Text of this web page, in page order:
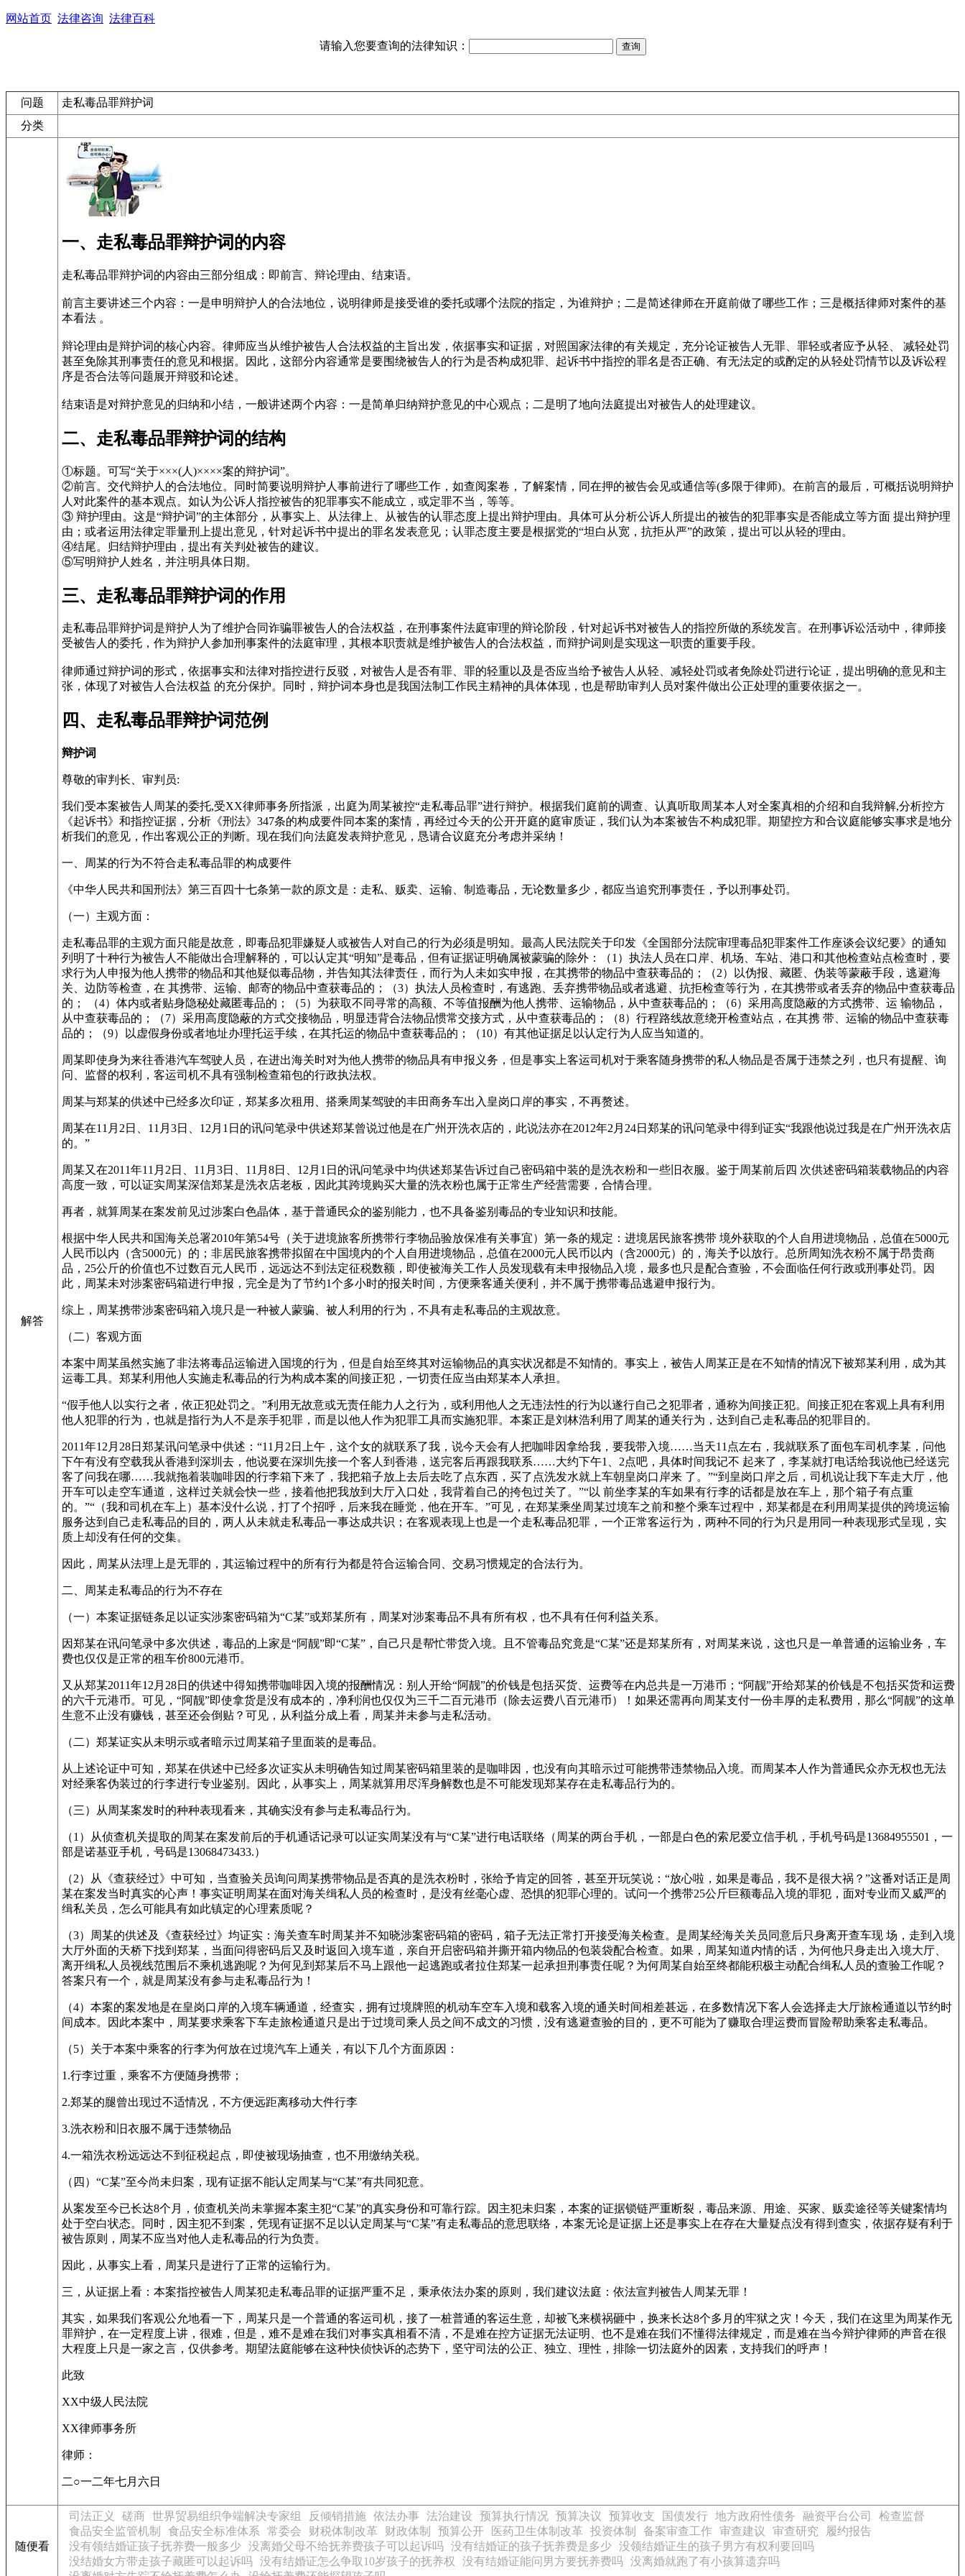
网站首页 法律咨询 法律百科
请输入您要查询的法律知识：
问题
走私毒品罪辩护词
分类
解答
一、走私毒品罪辩护词的内容
走私毒品罪辩护词的内容由三部分组成：即前言、辩论理由、结束语。
前言主要讲述三个内容：一是申明辩护人的合法地位，说明律师是接受谁的委托或哪个法院的指定，为谁辩护；二是简述律师在开庭前做了哪些工作；三是概括律师对案件的基
本看法 。
辩论理由是辩护词的核心内容。律师应当从维护被告人合法权益的主旨出发，依据事实和证据，对照国家法律的有关规定，充分论证被告人无罪、罪轻或者应予从轻、 减轻处罚
甚至免除其刑事责任的意见和根据。因此，这部分内容通常是要围绕被告人的行为是否构成犯罪、起诉书中指控的罪名是否正确、有无法定的或酌定的从轻处罚情节以及诉讼程
序是否合法等问题展开辩驳和论述。
结束语是对辩护意见的归纳和小结，一般讲述两个内容：一是简单归纳辩护意见的中心观点；二是明了地向法庭提出对被告人的处理建议。
二、走私毒品罪辩护词的结构
①标题。可写“关于×××(人)××××案的辩护词”。
②前言。交代辩护人的合法地位。同时简要说明辩护人事前进行了哪些工作，如查阅案卷，了解案情，同在押的被告会见或通信等(多限于律师)。在前言的最后，可概括说明辩护
人对此案件的基本观点。如认为公诉人指控被告的犯罪事实不能成立，或定罪不当，等等。
③ 辩护理由。这是“辩护词”的主体部分，从事实上、从法律上、从被告的认罪态度上提出辩护理由。具体可从分析公诉人所提出的被告的犯罪事实是否能成立等方面 提出辩护理
由；或者运用法律定罪量刑上提出意见，针对起诉书中提出的罪名发表意见；认罪态度主要是根据党的“坦白从宽，抗拒从严”的政策，提出可以从轻的理由。
④结尾。归结辩护理由，提出有关判处被告的建议。
⑤写明辩护人姓名，并注明具体日期。
三、走私毒品罪辩护词的作用
走私毒品罪辩护词是辩护人为了维护合同诈骗罪被告人的合法权益，在刑事案件法庭审理的辩论阶段，针对起诉书对被告人的指控所做的系统发言。在刑事诉讼活动中，律师接
受被告人的委托，作为辩护人参加刑事案件的法庭审理，其根本职责就是维护被告人的合法权益，而辩护词则是实现这一职责的重要手段。
律师通过辩护词的形式，依据事实和法律对指控进行反驳，对被告人是否有罪、罪的轻重以及是否应当给予被告人从轻、减轻处罚或者免除处罚进行论证，提出明确的意见和主
张，体现了对被告人合法权益 的充分保护。同时，辩护词本身也是我国法制工作民主精神的具体体现，也是帮助审判人员对案件做出公正处理的重要依据之一。
四、走私毒品罪辩护词范例
辩护词
尊敬的审判长、审判员:
我们受本案被告人周某的委托,受XX律师事务所指派，出庭为周某被控“走私毒品罪”进行辩护。根据我们庭前的调查、认真听取周某本人对全案真相的介绍和自我辩解,分析控方
《起诉书》和指控证据，分析《刑法》347条的构成要件同本案的案情，再经过今天的公开开庭的庭审质证，我们认为本案被告不构成犯罪。期望控方和合议庭能够实事求是地分
析我们的意见，作出客观公正的判断。现在我们向法庭发表辩护意见，恳请合议庭充分考虑并采纳！
一、周某的行为不符合走私毒品罪的构成要件
《中华人民共和国刑法》第三百四十七条第一款的原文是：走私、贩卖、运输、制造毒品，无论数量多少，都应当追究刑事责任，予以刑事处罚。
（一）主观方面：
走私毒品罪的主观方面只能是故意，即毒品犯罪嫌疑人或被告人对自己的行为必须是明知。最高人民法院关于印发《全国部分法院审理毒品犯罪案件工作座谈会议纪要》的通知
列明了十种行为被告人不能做出合理解释的，可以认定其“明知”是毒品，但有证据证明确属被蒙骗的除外：（1）执法人员在口岸、机场、车站、港口和其他检查站点检查时，要
求行为人申报为他人携带的物品和其他疑似毒品物，并告知其法律责任，而行为人未如实申报，在其携带的物品中查获毒品的；（2）以伪报、藏匿、伪装等蒙蔽手段，逃避海
关、边防等检查，在 其携带、运输、邮寄的物品中查获毒品的；（3）执法人员检查时，有逃跑、丢弃携带物品或者逃避、抗拒检查等行为，在其携带或者丢弃的物品中查获毒品
的； （4）体内或者贴身隐秘处藏匿毒品的；（5）为获取不同寻常的高额、不等值报酬为他人携带、运输物品，从中查获毒品的；（6）采用高度隐蔽的方式携带、运 输物品，
从中查获毒品的；（7）采用高度隐蔽的方式交接物品，明显违背合法物品惯常交接方式，从中查获毒品的；（8）行程路线故意绕开检查站点，在其携 带、运输的物品中查获毒
品的；（9）以虚假身份或者地址办理托运手续，在其托运的物品中查获毒品的；（10）有其他证据足以认定行为人应当知道的。
周某即使身为来往香港汽车驾驶人员，在进出海关时对为他人携带的物品具有申报义务，但是事实上客运司机对于乘客随身携带的私人物品是否属于违禁之列，也只有提醒、询
问、监督的权利，客运司机不具有强制检查箱包的行政执法权。
周某与郑某的供述中已经多次印证，郑某多次租用、搭乘周某驾驶的丰田商务车出入皇岗口岸的事实，不再赘述。
周某在11月2日、11月3日、12月1日的讯问笔录中供述郑某曾说过他是在广州开洗衣店的，此说法亦在2012年2月24日郑某的讯问笔录中得到证实“我跟他说过我是在广州开洗衣店
的。”
周某又在2011年11月2日、11月3日、11月8日、12月1日的讯问笔录中均供述郑某告诉过自己密码箱中装的是洗衣粉和一些旧衣服。鉴于周某前后四 次供述密码箱装载物品的内容
高度一致，可以证实周某深信郑某是洗衣店老板，因此其跨境购买大量的洗衣粉也属于正常生产经营需要，合情合理。
再者，就算周某在案发前见过涉案白色晶体，基于普通民众的鉴别能力，也不具备鉴别毒品的专业知识和技能。
根据中华人民共和国海关总署2010年第54号（关于进境旅客所携带行李物品验放保准有关事宜）第一条的规定：进境居民旅客携带 境外获取的个人自用进境物品，总值在5000元
人民币以内（含5000元）的；非居民旅客携带拟留在中国境内的个人自用进境物品，总值在2000元人民币以内（含2000元）的，海关予以放行。总所周知洗衣粉不属于昂贵商
品，25公斤的价值也不过数百元人民币，远远达不到法定征税数额，即使被海关工作人员发现载有未申报物品入境，最多也只是配合查验，不会面临任何行政或刑事处罚。因
此，周某未对涉案密码箱进行申报，完全是为了节约1个多小时的报关时间，方便乘客通关便利，并不属于携带毒品逃避申报行为。
综上，周某携带涉案密码箱入境只是一种被人蒙骗、被人利用的行为，不具有走私毒品的主观故意。
（二）客观方面
本案中周某虽然实施了非法将毒品运输进入国境的行为，但是自始至终其对运输物品的真实状况都是不知情的。事实上，被告人周某正是在不知情的情况下被郑某利用，成为其
运毒工具。郑某利用他人实施走私毒品的行为构成本案的间接正犯，一切责任应当由郑某本人承担。
“假手他人以实行之者，依正犯处罚之。”利用无故意或无责任能力人之行为，或利用他人之无违法性的行为以遂行自己之犯罪者，通称为间接正犯。间接正犯在客观上具有利用
他人犯罪的行为，也就是指行为人不是亲手犯罪，而是以他人作为犯罪工具而实施犯罪。本案正是刘林浩利用了周某的通关行为，达到自己走私毒品的犯罪目的。
2011年12月28日郑某讯问笔录中供述：“11月2日上午，这个女的就联系了我，说今天会有人把咖啡因拿给我，要我带入境……当天11点左右，我就联系了面包车司机李某，问他
下午有没有空载我从香港到深圳去，他说要在深圳先接一个客人到香港，送完客后再跟我联系……大约下午1、2点吧，具体时间我记不 起来了，李某就打电话给我说他已经送完
客了问我在哪……我就拖着装咖啡因的行李箱下来了，我把箱子放上去后去吃了点东西，买了点洗发水就上车朝皇岗口岸来 了。”“到皇岗口岸之后，司机说让我下车走大厅，他
开车可以走空车通道，这样过关就会快一些，接着他把我放到大厅入口处，我背着自己的挎包过关了。”“以 前坐李某的车如果有行李的话都是放在车上，那个箱子有点重
的。”“（我和司机在车上）基本没什么说，打了个招呼，后来我在睡觉，他在开车。”可见，在郑某乘坐周某过境车之前和整个乘车过程中，郑某都是在利用周某提供的跨境运输
服务达到自己走私毒品的目的，两人从未就走私毒品一事达成共识；在客观表现上也是一个走私毒品犯罪，一个正常客运行为，两种不同的行为只是用同一种表现形式呈现，实
质上却没有任何的交集。
因此，周某从法理上是无罪的，其运输过程中的所有行为都是符合运输合同、交易习惯规定的合法行为。
二、周某走私毒品的行为不存在
（一）本案证据链条足以证实涉案密码箱为“C某”或郑某所有，周某对涉案毒品不具有所有权，也不具有任何利益关系。
因郑某在讯问笔录中多次供述，毒品的上家是“阿靓”即“C某”，自己只是帮忙带货入境。且不管毒品究竟是“C某”还是郑某所有，对周某来说，这也只是一单普通的运输业务，车
费也仅仅是正常的租车价800元港币。
又从郑某2011年12月28日的供述中得知携带咖啡因入境的报酬情况：别人开给“阿靓”的价钱是包括买货、运费等在内总共是一万港币；“阿靓”开给郑某的价钱是不包括买货和运费
的六千元港币。可见，“阿靓”即使拿货是没有成本的，净利润也仅仅为三千二百元港币（除去运费八百元港币）！如果还需再向周某支付一份丰厚的走私费用，那么“阿靓”的这单
生意不止没有赚钱，甚至还会倒贴？可见，从利益分成上看，周某并未参与走私活动。
（二）郑某证实从未明示或者暗示过周某箱子里面装的是毒品。
从上述论证中可知，郑某在供述中已经多次证实从未明确告知过周某密码箱里装的是咖啡因，也没有向其暗示过可能携带违禁物品入境。而周某本人作为普通民众亦无权也无法
对经乘客伪装过的行李进行专业鉴别。因此，从事实上，周某就算用尽浑身解数也是不可能发现郑某存在走私毒品行为的。
（三）从周某案发时的种种表现看来，其确实没有参与走私毒品行为。
（1）从侦查机关提取的周某在案发前后的手机通话记录可以证实周某没有与“C某”进行电话联络（周某的两台手机，一部是白色的索尼爱立信手机，手机号码是13684955501，一
部是诺基亚手机，号码是13068473433.）
（2）从《查获经过》中可知，当查验关员询问周某携带物品是否真的是洗衣粉时，张给予肯定的回答，甚至开玩笑说：“放心啦，如果是毒品，我不是很大祸？”这番对话正是周
某在案发当时真实的心声！事实证明周某在面对海关缉私人员的检查时，是没有丝毫心虚、恐惧的犯罪心理的。试问一个携带25公斤巨额毒品入境的罪犯，面对专业而又威严的
缉私关员，怎么可能具有如此镇定的心理素质呢？
（3）周某的供述及《查获经过》均证实：海关查车时周某并不知晓涉案密码箱的密码，箱子无法正常打开接受海关检查。是周某经海关关员同意后只身离开查车现 场，走到入境
大厅外面的天桥下找到郑某，当面问得密码后又及时返回入境车道，亲自开启密码箱并撕开箱内物品的包装袋配合检查。如果，周某知道内情的话，为何他只身走出入境大厅、
离开缉私人员视线范围后不乘机逃跑呢？为何见到郑某后不马上跟他一起逃跑或者拉住郑某一起承担刑事责任呢？为何周某自始至终都能积极主动配合缉私人员的查验工作呢？
答案只有一个，就是周某没有参与走私毒品行为！
（4）本案的案发地是在皇岗口岸的入境车辆通道，经查实，拥有过境牌照的机动车空车入境和载客入境的通关时间相差甚远，在多数情况下客人会选择走大厅旅检通道以节约时
间成本。因此本案中，周某要求乘客下车走旅检通道只是出于过境司乘人员之间不成文的习惯，没有逃避查验的目的，更不可能为了赚取合理运费而冒险帮助乘客走私毒品。
（5）关于本案中乘客的行李为何放在过境汽车上通关，有以下几个方面原因：
1.行李过重，乘客不方便随身携带；
2.郑某的腿曾出现过不适情况，不方便远距离移动大件行李
3.洗衣粉和旧衣服不属于违禁物品
4.一箱洗衣粉远远达不到征税起点，即使被现场抽查，也不用缴纳关税。
（四）“C某”至今尚未归案，现有证据不能认定周某与“C某”有共同犯意。
从案发至今已长达8个月，侦查机关尚未掌握本案主犯“C某”的真实身份和可靠行踪。因主犯未归案，本案的证据锁链严重断裂，毒品来源、用途、买家、贩卖途径等关键案情均
处于空白状态。同时，因主犯不到案，凭现有证据不足以认定周某与“C某”有走私毒品的意思联络，本案无论是证据上还是事实上在存在大量疑点没有得到查实，依据存疑有利于
被告原则，周某不应当对他人走私毒品的行为负责。
因此，从事实上看，周某只是进行了正常的运输行为。
三，从证据上看：本案指控被告人周某犯走私毒品罪的证据严重不足，秉承依法办案的原则，我们建议法庭：依法宣判被告人周某无罪！
其实，如果我们客观公允地看一下，周某只是一个普通的客运司机，接了一桩普通的客运生意，却被飞来横祸砸中，换来长达8个多月的牢狱之灾！今天，我们在这里为周某作无
罪辩护，在一定程度上讲，很难，但是，难不是难在我们对事实真相看不清，不是难在控方证据无法证明、也不是难在我们不懂得法律规定，而是难在当今辩护律师的声音在很
大程度上只是一家之言，仅供参考。期望法庭能够在这种快侦快诉的态势下，坚守司法的公正、独立、理性，排除一切法庭外的因素，支持我们的呼声！
此致
XX中级人民法院
XX律师事务所
律师：
二○一二年七月六日
随便看
司法正义 磋商 世界贸易组织争端解决专家组 反倾销措施 依法办事 法治建设 预算执行情况 预算决议 预算收支 国债发行 地方政府性债务 融资平台公司
检查监督
食品安全监管机制
食品安全标准体系 常委会 财税体制改革 财政体制 预算公开 医药卫生体制改革 投资体制 备案审查工作 审查建议 审查研究
履约报告
没有领结婚证孩子抚养费一般多少 没离婚父母不给抚养费孩子可以起诉吗 没有结婚证的孩子抚养费是多少 没领结婚证生的孩子男方有权利要回吗
没结婚女方带走孩子藏匿可以起诉吗 没有结婚证怎么争取10岁孩子的抚养权 没有结婚证能问男方要抚养费吗 没离婚就跑了有小孩算遗弃吗